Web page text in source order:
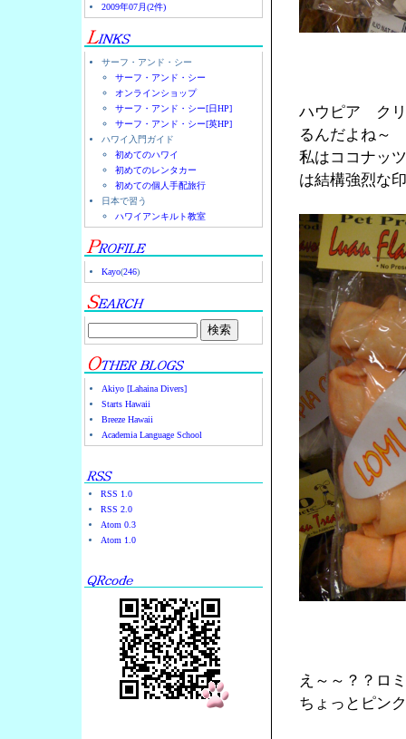
2009年07月(2件)
サーフ・アンド・シー
サーフ・アンド・シー
オンラインショップ
サーフ・アンド・シー[日HP]
サーフ・アンド・シー[英HP]
ハワイ入門ガイド
初めてのハワイ
初めてのレンタカー
初めての個人手配旅行
日本で習う
ハワイアンキルト教室
Kayo(246)
Akiyo [Lahaina Divers]
Starts Hawaii
Breeze Hawaii
Academia Language School
RSS 1.0
RSS 2.0
Atom 0.3
Atom 1.0
ハウピア クリ
るんだよね～
私はココナッ
は結構強烈な
え～～？？ロ
ちょっとピン